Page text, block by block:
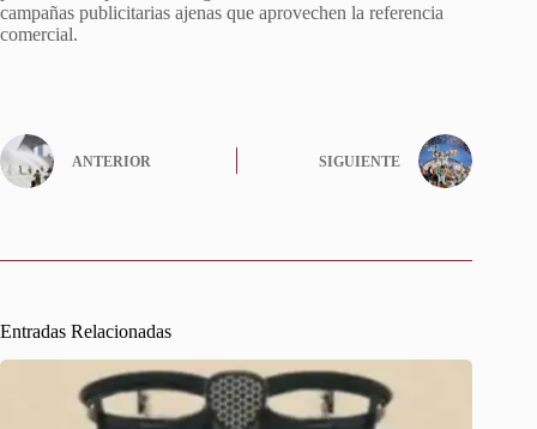
campañas publicitarias ajenas que aprovechen la referencia
comercial.
ANTERIOR SIGUIENTE
Entradas Relacionadas